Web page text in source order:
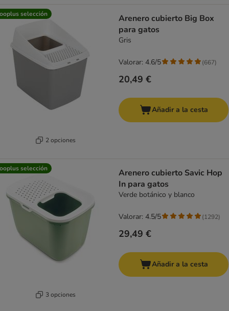
selección
2 opciones
Arenero cubierto Big Box
para gatos
Gris
20,49 €
Valorar: 4.6/5 (667)
Añadir a la cesta
selección
3 opciones
Arenero cubierto Savic Hop
In para gatos
Verde botánico y blanco
29,49 €
Valorar: 4.5/5 (1292)
Añadir a la cesta